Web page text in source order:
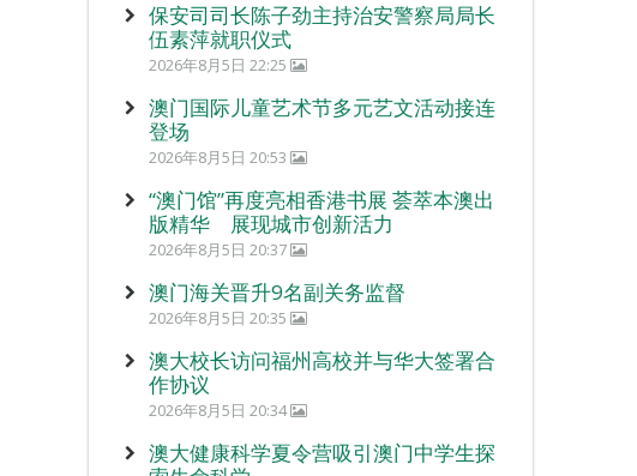
保安司司长陈子劲主持治安警察局局长
伍素萍就职仪式
2026年8月5日 22:25
澳门国际儿童艺术节多元艺文活动接连
登场
2026年8月5日 20:53
“澳门馆”再度亮相香港书展 荟萃本澳出
版精华 展现城市创新活力
2026年8月5日 20:37
澳门海关晋升9名副关务监督
2026年8月5日 20:35
澳大校长访问福州高校并与华大签署合
作协议
2026年8月5日 20:34
澳大健康科学夏令营吸引澳门中学生探